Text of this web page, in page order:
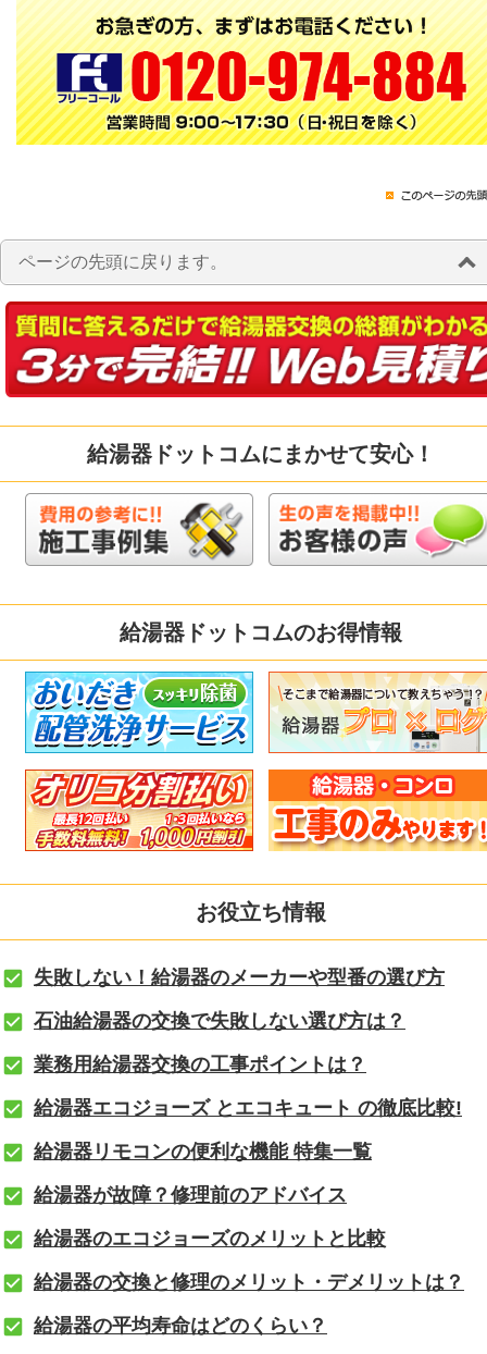
ページの先頭に戻ります。
給湯器ドットコムにまかせて安心！
給湯器ドットコムのお得情報
お役立ち情報
失敗しない！給湯器のメーカーや型番の選び方
石油給湯器の交換で失敗しない選び方は？
業務用給湯器交換の工事ポイントは？
給湯器エコジョーズ とエコキュート の徹底比較!
給湯器リモコンの便利な機能 特集一覧
給湯器が故障？修理前のアドバイス
給湯器のエコジョーズのメリットと比較
給湯器の交換と修理のメリット・デメリットは？
給湯器の平均寿命はどのくらい？